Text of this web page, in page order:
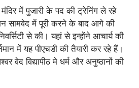
मंदिर में पुजारी के पद की ट्रेनिंग ले रहे
सामवेद में पूरी करने के बाद आगे की
से की। यहां से इन्होंने आचार्य की
में यह पीएचडी की तैयारी कर रहे हैं।
वेद विद्यापीठ मे धर्म और अनुष्ठानों की